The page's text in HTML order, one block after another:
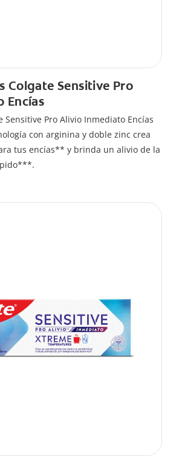
Colgate Sensitive Pro
Encías
Sensitive Pro Alivio Inmediato Encías
con arginina y doble zinc crea
tus encías** y brinda un alivio de la